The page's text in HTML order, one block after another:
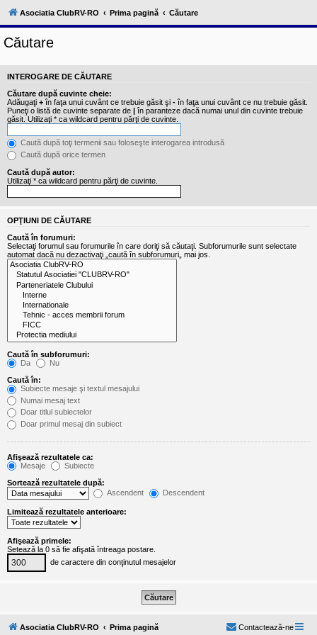
l
u
V
o
m
u
n
i
t
t
e
p
o
e
o
i
l
o
r
d
e
u
o
t
s
a
u
t
o
r
u
t
e
d
i
n
R
o
m
a
n
i
a
Asociatia ClubRV-RO Prima pagină Căutare
Căutare
INTEROGARE DE CĂUTARE
Căutare după cuvinte cheie:
Adăugaţi + în faţa unui cuvânt ce trebuie găsit şi - în faţa unui cuvânt ce nu trebuie găsit.
Puneţi o listă de cuvinte separate de
în paranteze dacă numai unul din cuvinte trebuie
găsit. Utilizaţi * ca wildcard pentru părţi de cuvinte.
Caută după toţi termenii sau foloseşte interogarea introdusă
Caută după orice termen
Caută după autor:
Utilizaţi * ca wildcard pentru părţi de cuvinte.
OPŢIUNI DE CĂUTARE
Caută în forumuri:
Selectaţi forumul sau forumurile în care doriţi să căutaţi. Subforumurile sunt selectate
automat dacă nu dezactivaţi „caută în subforumuri„ mai jos.
Caută în subforumuri:
Da
Nu
Caută în:
Subiecte mesaje şi textul mesajului
Numai mesaj text
Doar titlul subiectelor
Doar primul mesaj din subiect
Afişează rezultatele ca:
Mesaje
Subiecte
Sortează rezultatele după:
Ascendent
Descendent
Limitează rezultatele anterioare:
Afişează primele:
Setează la 0 să fie afişată întreaga postare.
de caractere din conţinutul mesajelor
Asociatia ClubRV-RO Prima pagină Contactează-ne